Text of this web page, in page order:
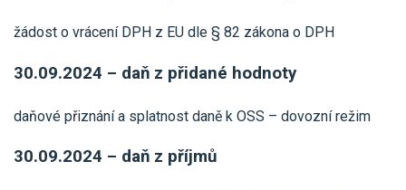
žádost o vrácení DPH z EU dle § 82 zákona o DPH
30.09.2024 – daň z přidané hodnoty
daňové přiznání a splatnost daně k OSS – dovozní režim
30.09.2024 – daň z příjmů